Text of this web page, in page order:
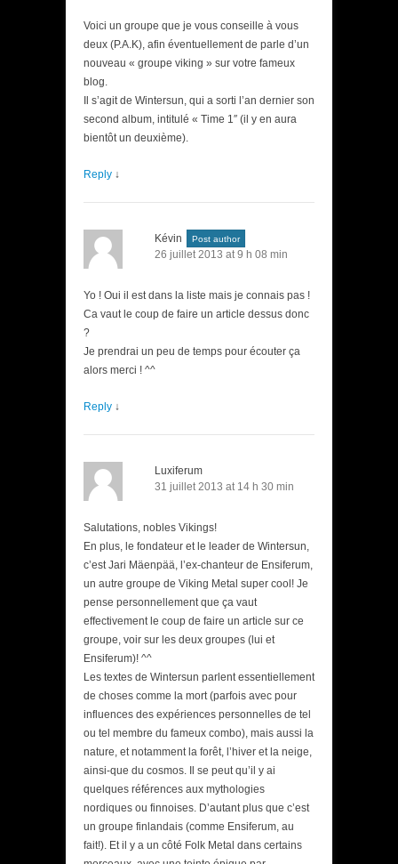
Voici un groupe que je vous conseille à vous
deux (P.A.K), afin éventuellement de parle d’un
nouveau « groupe viking » sur votre fameux
blog.
Il s’agit de Wintersun, qui a sorti l’an dernier son
second album, intitulé « Time 1″ (il y en aura
bientôt un deuxième).
Reply ↓
Kévin Post author
26 juillet 2013 at 9 h 08 min
Yo ! Oui il est dans la liste mais je connais pas !
Ca vaut le coup de faire un article dessus donc
?
Je prendrai un peu de temps pour écouter ça
alors merci ! ^^
Reply ↓
Luxiferum
31 juillet 2013 at 14 h 30 min
Salutations, nobles Vikings!
En plus, le fondateur et le leader de Wintersun,
c’est Jari Mäenpää, l’ex-chanteur de Ensiferum,
un autre groupe de Viking Metal super cool! Je
pense personnellement que ça vaut
effectivement le coup de faire un article sur ce
groupe, voir sur les deux groupes (lui et
Ensiferum)! ^^
Les textes de Wintersun parlent essentiellement
de choses comme la mort (parfois avec pour
influences des expériences personnelles de tel
ou tel membre du fameux combo), mais aussi la
nature, et notamment la forêt, l’hiver et la neige,
ainsi-que du cosmos. Il se peut qu’il y ai
quelques références aux mythologies
nordiques ou finnoises. D’autant plus que c’est
un groupe finlandais (comme Ensiferum, au
fait!). Et il y a un côté Folk Metal dans certains